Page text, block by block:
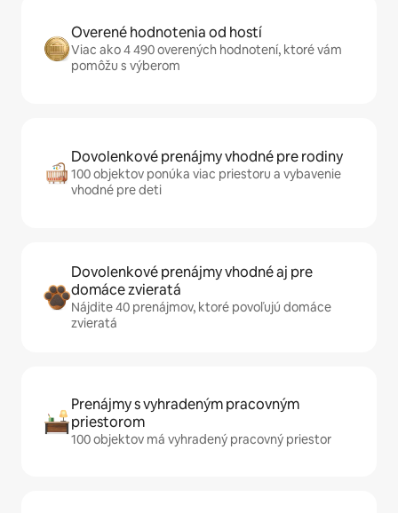
Overené hodnotenia od hostí
Viac ako 4 490 overených hodnotení, ktoré vám
pomôžu s výberom
Dovolenkové prenájmy vhodné pre rodiny
100 objektov ponúka viac priestoru a vybavenie
vhodné pre deti
Dovolenkové prenájmy vhodné aj pre
domáce zvieratá
Nájdite 40 prenájmov, ktoré povoľujú domáce
zvieratá
Prenájmy s vyhradeným pracovným
priestorom
100 objektov má vyhradený pracovný priestor